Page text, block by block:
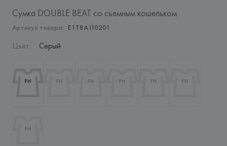
Сумка DOUBLE BEAT со съемным кошельком
Артикул товара: E1T8A110201
Цвет: Серый